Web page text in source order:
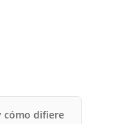
cómo difiere